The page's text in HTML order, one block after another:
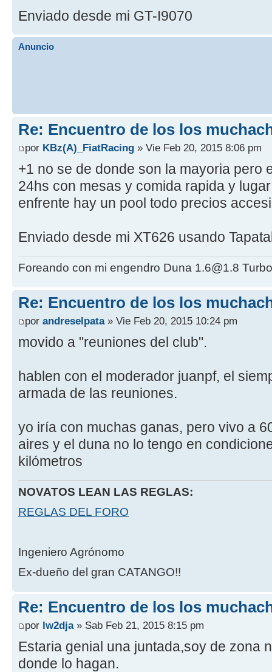
Enviado desde mi GT-I9070
Anuncio
Re: Encuentro de los los
por KBz(A)_FiatRacing » Vie Feb 20, 2015 8:06 pm
+1 no se de donde son la mayoria pero
24hs con mesas y comida rapida y
enfrente hay un pool todo precios
Enviado desde mi XT626 usando
Foreando con mi engendro Duna 1.6@1.8
Re: Encuentro de los los
por andreselpata» Vie Feb 20, 2015 10:24 pm
movido a "reuniones del club".
hablen con el moderador juanpf, el
armada de las reuniones.
yo iría con muchas ganas, pero vivo a
aires y el duna no lo tengo en
kilómetros
NOVATOS LEAN LAS REGLAS:
REGLAS DEL FORO
Ingeniero Agrónomo
Ex-dueño del gran CATANGO!!
Re: Encuentro de los los
por lw2dja» Sab Feb 21, 2015 8:15 pm
Estaria genial una juntada,soy de zona
donde lo hagan.